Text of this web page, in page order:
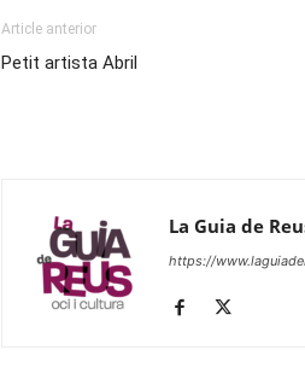
Article anterior
Petit artista Abril
La Guia de
https://